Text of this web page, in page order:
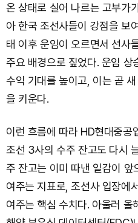
온 상태로 실어 나르는 고부가
아 한국 조선사들이 강점을 보
태 이후 운임이 오르면서 선사
주요 배경으로 짚었다. 운임 상
수익 기대를 높이고, 이는 곧
을 키운다.
이런 흐름에 따라 HD현대중공
조선 3사의 수주 잔고도 다시
주 잔고는 이미 따낸 일감이
여주는 지표로, 조선사 입장에
여주는 핵심 수치다. 아울러 올